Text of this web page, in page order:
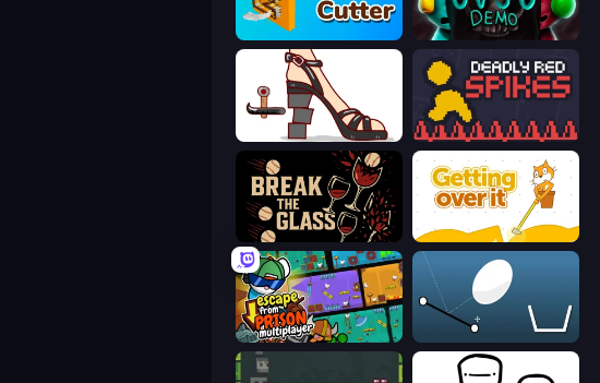
Wood Cutter - Saw UVSU Demo
Kakato Otoshi Deadly Red Spikes
Break the Glass Getting Over It
Escape From Prison Multiplayer Bouncy Egg